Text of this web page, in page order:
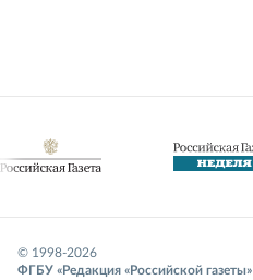
© 1998-2026
ФГБУ «Редакция «Российской газеты»